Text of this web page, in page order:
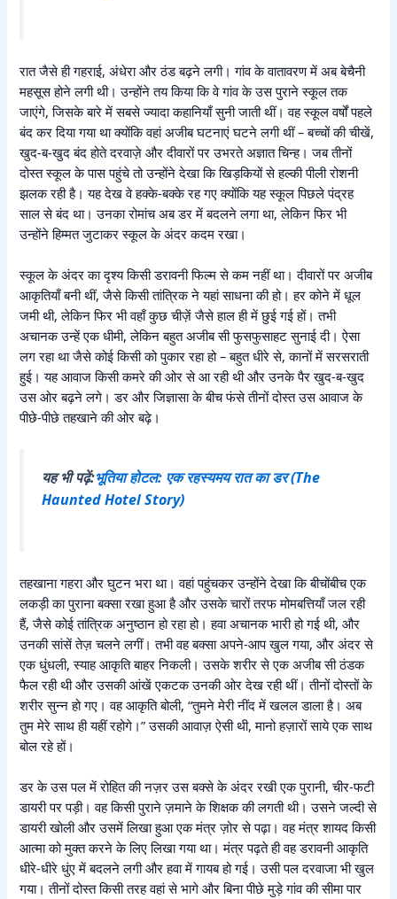
रात जैसे ही गहराई, अंधेरा और ठंड बढ़ने लगी। गांव के वातावरण में अब बेचैनी
महसूस होने लगी थी। उन्होंने तय किया कि वे गांव के उस पुराने स्कूल तक
जाएंगे, जिसके बारे में सबसे ज्यादा कहानियाँ सुनी जाती थीं। वह स्कूल वर्षों पहले
बंद कर दिया गया था क्योंकि वहां अजीब घटनाएं घटने लगी थीं – बच्चों की चीखें,
खुद-ब-खुद बंद होते दरवाज़े और दीवारों पर उभरते अज्ञात चिन्ह। जब तीनों
दोस्त स्कूल के पास पहुंचे तो उन्होंने देखा कि खिड़कियों से हल्की पीली रोशनी
झलक रही है। यह देख वे हक्के-बक्के रह गए क्योंकि यह स्कूल पिछले पंद्रह
साल से बंद था। उनका रोमांच अब डर में बदलने लगा था, लेकिन फिर भी
उन्होंने हिम्मत जुटाकर स्कूल के अंदर कदम रखा।
स्कूल के अंदर का दृश्य किसी डरावनी फिल्म से कम नहीं था। दीवारों पर अजीब
आकृतियाँ बनी थीं, जैसे किसी तांत्रिक ने यहां साधना की हो। हर कोने में धूल
जमी थी, लेकिन फिर भी वहाँ कुछ चीज़ें जैसे हाल ही में छुई गई हों। तभी
अचानक उन्हें एक धीमी, लेकिन बहुत अजीब सी फुसफुसाहट सुनाई दी। ऐसा
लग रहा था जैसे कोई किसी को पुकार रहा हो – बहुत धीरे से, कानों में सरसराती
हुई। यह आवाज किसी कमरे की ओर से आ रही थी और उनके पैर खुद-ब-खुद
उस ओर बढ़ने लगे। डर और जिज्ञासा के बीच फंसे तीनों दोस्त उस आवाज के
पीछे-पीछे तहखाने की ओर बढ़े।
यह भी पढ़ें:भूतिया होटल: एक रहस्यमय रात का डर (The
Haunted Hotel Story)
तहखाना गहरा और घुटन भरा था। वहां पहुंचकर उन्होंने देखा कि बीचोंबीच एक
लकड़ी का पुराना बक्सा रखा हुआ है और उसके चारों तरफ मोमबत्तियाँ जल रही
हैं, जैसे कोई तांत्रिक अनुष्ठान हो रहा हो। हवा अचानक भारी हो गई थी, और
उनकी सांसें तेज़ चलने लगीं। तभी वह बक्सा अपने-आप खुल गया, और अंदर से
एक धुंधली, स्याह आकृति बाहर निकली। उसके शरीर से एक अजीब सी ठंडक
फैल रही थी और उसकी आंखें एकटक उनकी ओर देख रही थीं। तीनों दोस्तों के
शरीर सुन्न हो गए। वह आकृति बोली, “तुमने मेरी नींद में खलल डाला है। अब
तुम मेरे साथ ही यहीं रहोगे।” उसकी आवाज़ ऐसी थी, मानो हज़ारों साये एक साथ
बोल रहे हों।
डर के उस पल में रोहित की नज़र उस बक्से के अंदर रखी एक पुरानी, चीर-फटी
डायरी पर पड़ी। वह किसी पुराने ज़माने के शिक्षक की लगती थी। उसने जल्दी से
डायरी खोली और उसमें लिखा हुआ एक मंत्र ज़ोर से पढ़ा। वह मंत्र शायद किसी
आत्मा को मुक्त करने के लिए लिखा गया था। मंत्र पढ़ते ही वह डरावनी आकृति
धीरे-धीरे धुंए में बदलने लगी और हवा में गायब हो गई। उसी पल दरवाजा भी खुल
गया। तीनों दोस्त किसी तरह वहां से भागे और बिना पीछे मुड़े गांव की सीमा पार